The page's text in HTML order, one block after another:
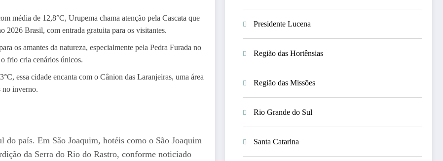
média de 12,8°C, Urupema chama atenção pela Cascata que
2026 Brasil, com entrada gratuita para os visitantes.
os amantes da natureza, especialmente pela Pedra Furada no
frio cria cenários únicos.
essa cidade encanta com o Cânion das Laranjeiras, uma área
no inverno.
país. Em São Joaquim, hotéis como o São Joaquim
da Serra do Rio do Rastro, conforme noticiado
Presidente Lucena
Região das Hortênsias
Região das Missões
Rio Grande do Sul
Santa Catarina